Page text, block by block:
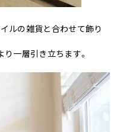
ルの雑貨と合わせて飾り
一層引き立ちます。